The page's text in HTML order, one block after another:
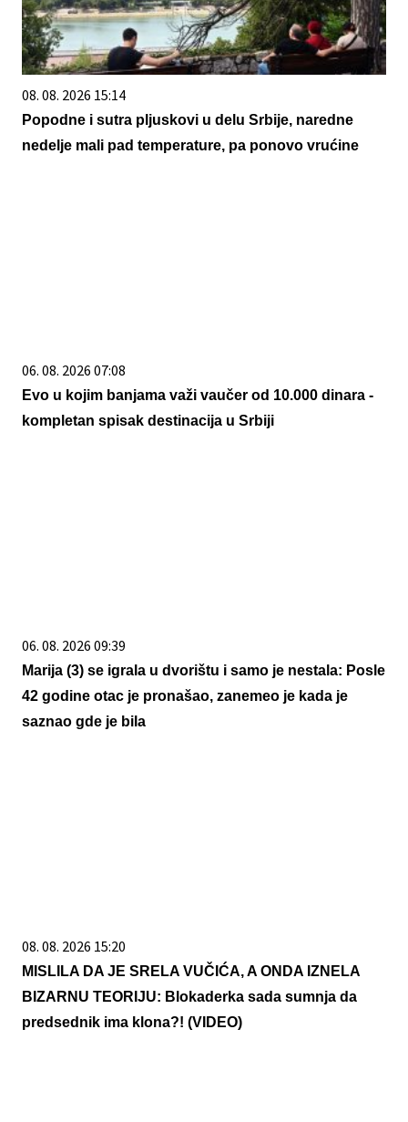
08. 08. 2026 15:14
Popodne i sutra pljuskovi u delu Srbije, naredne
nedelje mali pad temperature, pa ponovo vrućine
06. 08. 2026 07:08
Evo u kojim banjama važi vaučer od 10.000 dinara -
kompletan spisak destinacija u Srbiji
06. 08. 2026 09:39
Marija (3) se igrala u dvorištu i samo je nestala: Posle
42 godine otac je pronašao, zanemeo je kada je
saznao gde je bila
08. 08. 2026 15:20
MISLILA DA JE SRELA VUČIĆA, A ONDA IZNELA
BIZARNU TEORIJU: Blokaderka sada sumnja da
predsednik ima klona?! (VIDEO)